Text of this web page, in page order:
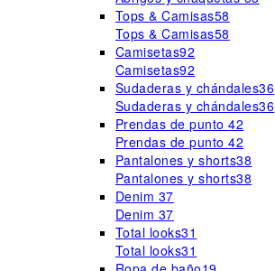
Tops & Camisas58
Tops & Camisas58
Camisetas92
Camisetas92
Sudaderas y chándales36
Sudaderas y chándales36
Prendas de punto42
Prendas de punto42
Pantalones y shorts38
Pantalones y shorts38
Denim 37
Denim 37
Total looks31
Total looks31